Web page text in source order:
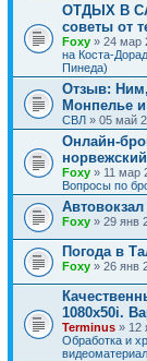
ОТДЫХ В
советы от
Foxy » 24 мар
на Коста-
Пинеда)
Отзыв:
Монпелье
СВЛ » 05 май
Онлайн-
Foxy » 11 мар
Вопросы по
Foxy » 29 янв
Погода в
Foxy » 26 янв
1080x50i.
Terminus » 12
Обработка и